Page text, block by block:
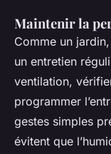
Maintenir la
Comme un
un entretien
ventilation,
programmer
gestes simples
évitent que